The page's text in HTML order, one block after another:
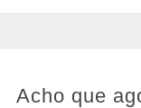
Acho que